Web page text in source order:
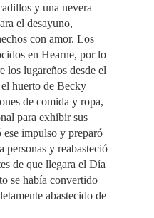
y una nevera
el desayuno,
con amor. Los
en Hearne, por lo
los lugareños desde el
huerto de Becky
de comida y ropa,
para exhibir sus
impulso y preparó
personas y reabasteció
de que llegara el Día
se había convertido
abastecido de